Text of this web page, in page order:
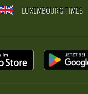
LUXEMBOURG TIMES